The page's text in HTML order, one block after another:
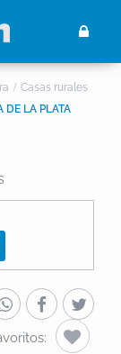
Casas rurales
DE LA PLATA